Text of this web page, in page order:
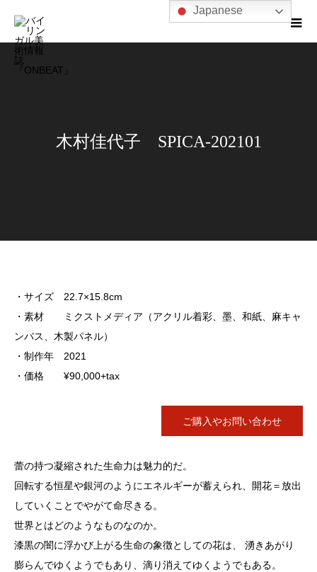
木村佳代子 SPICA-202101
・サイズ 22.7×15.8cm
・素材 ミクストメディア（アクリル着彩、墨、和紙、麻キャ
ンバス、木製パネル）
・制作年 2021
・価格 ¥90,000+tax
ご購入やお問い合わせ
蕾の持つ凝縮された生命力は魅力的だ。
回転する恒星や銀河のようにエネルギーが蓄えられ、開花＝放出
していくことでやがて命尽きる。
世界とはどのようなものなのか。
漆黒の闇に浮かび上がる生命の象徴としての花は、 湧きあがり
膨らんでゆくようでもあり、滴り消えてゆくようでもある。
Japanese